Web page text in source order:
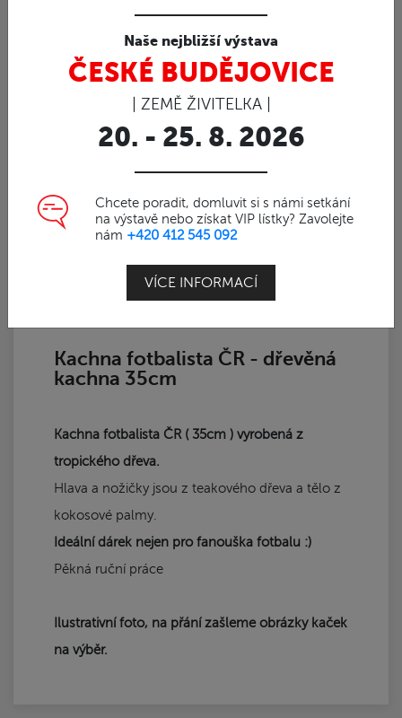
Naše nejbližší výstava
ČESKÉ BUDĚJOVICE
| ZEMĚ ŽIVITELKA |
20. - 25. 8. 2026
Chcete poradit, domluvit si s námi setkání
na výstavě nebo získat VIP lístky? Zavolejte
nám +420 412 545 092
VÍCE INFORMACÍ
Kachna fotbalista ČR -
Kachna fotbalista ČR - dřevěná
kachna 35cm
Kachna fotbalista ČR ( 35cm ) vyrobená z
tropického dřeva.
Hlava a nožičky jsou z teakového dřeva a tělo z
kokosové palmy.
Ideální dárek nejen pro fanouška fotbalu :)
Pěkná ruční práce
Ilustrativní foto, na přání zašleme obrázky kaček
na výběr.